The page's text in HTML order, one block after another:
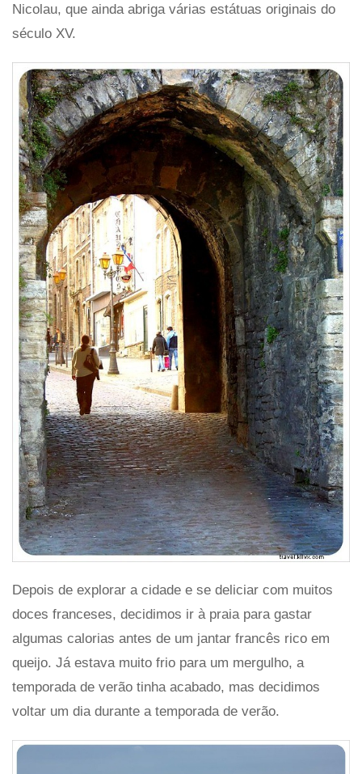
Nicolau, que ainda abriga várias estátuas originais do
século XV.
Depois de explorar a cidade e se deliciar com muitos
doces franceses, decidimos ir à praia para gastar
algumas calorias antes de um jantar francês rico em
queijo. Já estava muito frio para um mergulho, a
temporada de verão tinha acabado, mas decidimos
voltar um dia durante a temporada de verão.